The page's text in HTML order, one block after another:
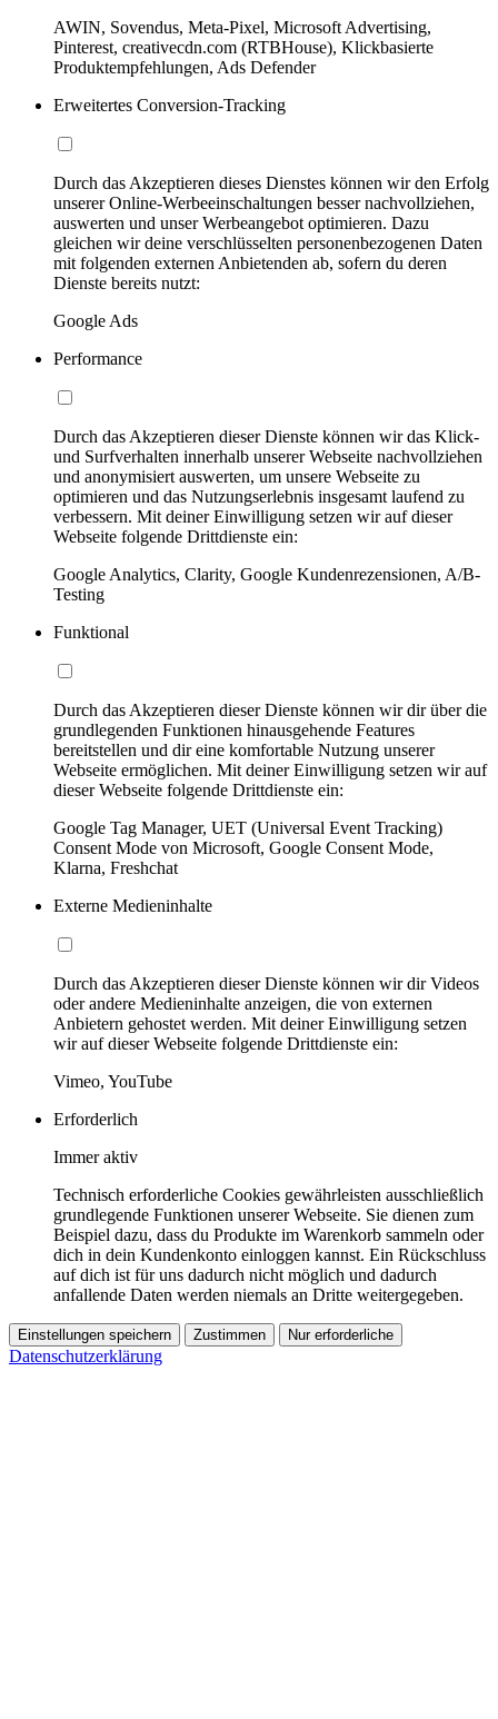
AWIN, Sovendus, Meta-Pixel, Microsoft Advertising,
Pinterest, creativecdn.com (RTBHouse), Klickbasierte
Produktempfehlungen, Ads Defender
Erweitertes Conversion-Tracking
Durch das Akzeptieren dieses Dienstes können wir den Erfolg
unserer Online-Werbeeinschaltungen besser nachvollziehen,
auswerten und unser Werbeangebot optimieren. Dazu
gleichen wir deine verschlüsselten personenbezogenen Daten
mit folgenden externen Anbietenden ab, sofern du deren
Dienste bereits nutzt:
Google Ads
Performance
Durch das Akzeptieren dieser Dienste können wir das Klick-
und Surfverhalten innerhalb unserer Webseite nachvollziehen
und anonymisiert auswerten, um unsere Webseite zu
optimieren und das Nutzungserlebnis insgesamt laufend zu
verbessern. Mit deiner Einwilligung setzen wir auf dieser
Webseite folgende Drittdienste ein:
Google Analytics, Clarity, Google Kundenrezensionen, A/B-
Testing
Funktional
Durch das Akzeptieren dieser Dienste können wir dir über die
grundlegenden Funktionen hinausgehende Features
bereitstellen und dir eine komfortable Nutzung unserer
Webseite ermöglichen. Mit deiner Einwilligung setzen wir auf
dieser Webseite folgende Drittdienste ein:
Google Tag Manager, UET (Universal Event Tracking)
Consent Mode von Microsoft, Google Consent Mode,
Klarna, Freshchat
Externe Medieninhalte
Durch das Akzeptieren dieser Dienste können wir dir Videos
oder andere Medieninhalte anzeigen, die von externen
Anbietern gehostet werden. Mit deiner Einwilligung setzen
wir auf dieser Webseite folgende Drittdienste ein:
Vimeo, YouTube
Erforderlich
Immer aktiv
Technisch erforderliche Cookies gewährleisten ausschließlich
grundlegende Funktionen unserer Webseite. Sie dienen zum
Beispiel dazu, dass du Produkte im Warenkorb sammeln oder
dich in dein Kundenkonto einloggen kannst. Ein Rückschluss
auf dich ist für uns dadurch nicht möglich und dadurch
anfallende Daten werden niemals an Dritte weitergegeben.
Einstellungen speichern Zustimmen Nur erforderliche
Datenschutzerklärung